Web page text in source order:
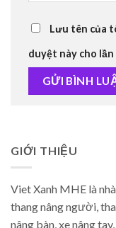
Lưu tên của
duyệt này cho
GIỚI THIỆU
Viet Xanh MHE là
thang nâng người,
nâng bàn, xe nâng